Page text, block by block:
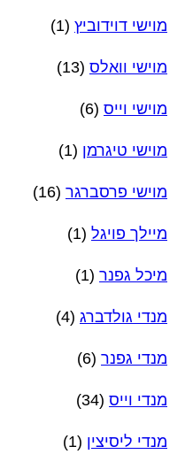
מוישי דוידוביץ (1)
מוישי וואלס (13)
מוישי וייס (6)
מוישי טיגרמן (1)
מוישי פרסברגר (16)
מיילך פויגל (1)
מיכל גפנר (1)
מנדי גולדברג (4)
מנדי גפנר (6)
מנדי וייס (34)
מנדי ליסיצין (1)